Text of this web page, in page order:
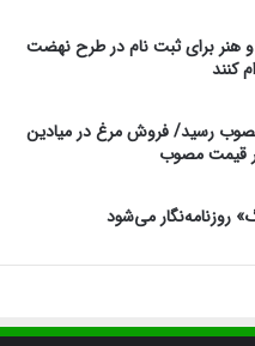
هنر برای ثبت نام در طرح نهضت
کنند
رسید/ فروش مرغ در میادین
قیمت مصوب
روزنامه‌نگار می‌شود